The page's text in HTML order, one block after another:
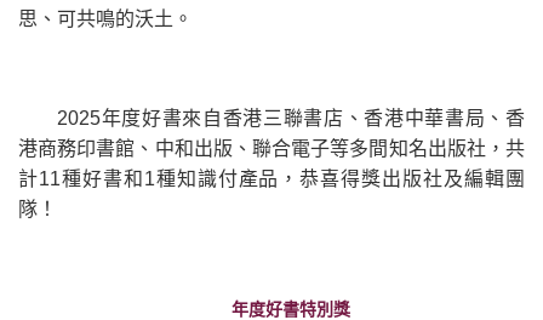
思、可共鳴的沃土。
2025年度好書來自香港三聯書店、香港中華書局、香
港商務印書館、中和出版、聯合電子等多間知名出版社，共
計11種好書和1種知識付產品，恭喜得獎出版社及編輯團
隊！
年度好書特別獎